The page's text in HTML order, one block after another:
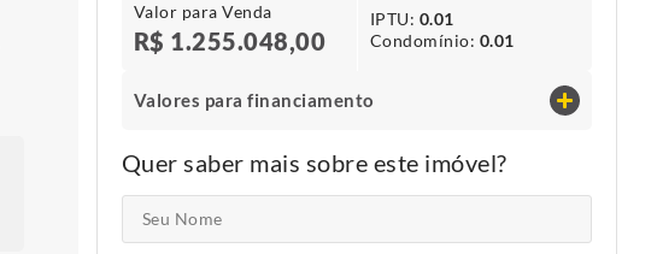
Valor para Venda
R$ 1.255.048,00
IPTU​: 0.01
Condomínio​: 0.01
Valores para financiamento
Quer saber mais sobre este imóvel?